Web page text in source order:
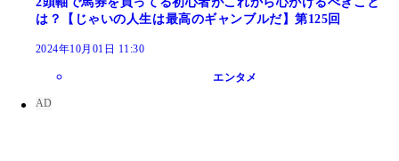
は？【じゃいの人生は最高のギャンブルだ】第125回
2024年10月01日 11:30
エンタメ